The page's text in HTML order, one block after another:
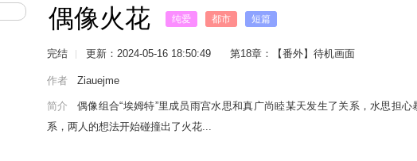
偶像火花 纯爱 都市 短篇
完结 更新：2024-05-16 18:50:49 第18章：【番外】待机画面
作者 Ziauejme
简介
偶像组合“埃姆特”里成员雨宫水思和真广尚睦某天发生了关系，水思担
系，两人的想法开始碰撞出了火花...